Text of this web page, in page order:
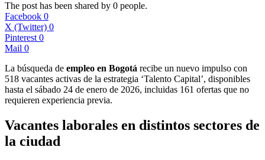
The post has been shared by 0 people.
Facebook 0
X (Twitter) 0
Pinterest 0
Mail 0
La búsqueda de empleo en Bogotá recibe un nuevo impulso con
518 vacantes activas de la estrategia ‘Talento Capital’, disponibles
hasta el sábado 24 de enero de 2026, incluidas 161 ofertas que no
requieren experiencia previa.
Vacantes laborales en distintos sectores de
la ciudad